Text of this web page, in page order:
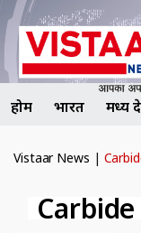
होम भारत मध्य
Vistaar News |